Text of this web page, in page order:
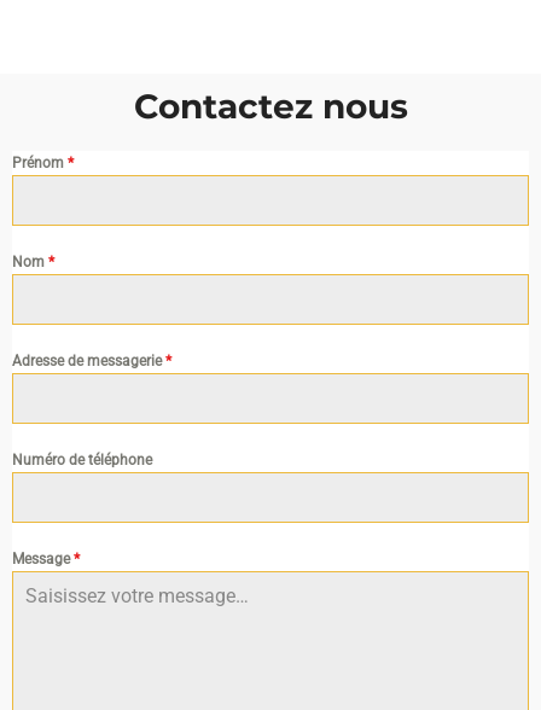
Contactez nous
Prénom *
Nom *
Adresse de messagerie*
Numéro de téléphone
Message*